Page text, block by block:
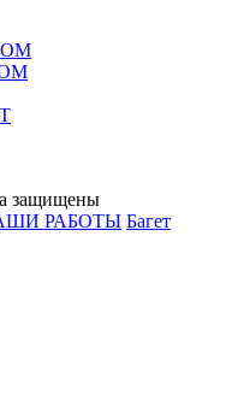
защищены
РАБОТЫ Багет